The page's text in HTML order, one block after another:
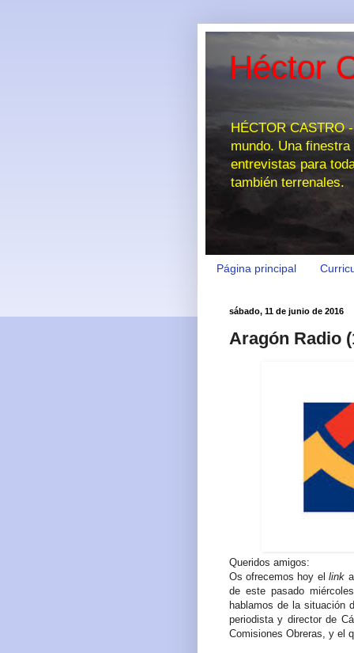
Héctor
HÉCTOR CASTRO
mundo. Una
entrevistas para
también terrenales.
Página principal
sábado, 11 de junio de 2016
Aragón Radio
Queridos amigos:
Os ofrecemos hoy ellink
de este pasado
hablamos de la situación
periodista y director de
Comisiones Obreras, y el